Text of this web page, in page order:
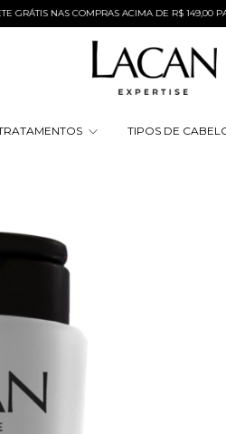
NAS COMPRAS ACIMA DE R$ 149,00 PARA
TIPOS DE